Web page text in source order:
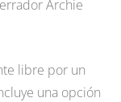
Archie
libre por un
una opción